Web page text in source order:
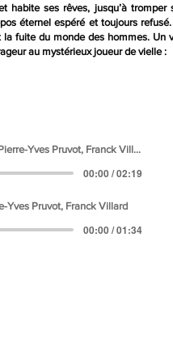
habite ses rêves, jusqu’à
éternel espéré et toujours
la fuite du monde des hommes. Un
au mystérieux joueur de vielle :
Yves Pruvot, Franck Villard
00:00 / 02:19
Yves Pruvot, Franck Villard
00:00 / 01:34